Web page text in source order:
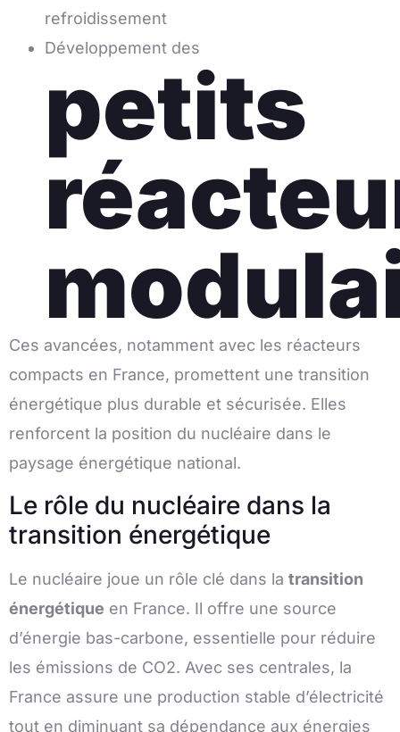
refroidissement
Développement des
petits
Ces avancées, notamment avec les réacteurs
compacts en France, promettent une transition
énergétique plus durable et sécurisée. Elles
renforcent la position du nucléaire dans le
paysage énergétique national.
Le rôle du nucléaire dans la
transition énergétique
Le nucléaire joue un rôle clé dans la transition
énergétique en France. Il offre une source
d’énergie bas-carbone, essentielle pour réduire
les émissions de CO2. Avec ses centrales, la
France assure une production stable d’électricité
tout en diminuant sa dépendance aux énergies